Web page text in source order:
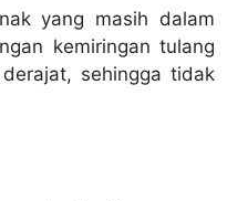
yang masih dalam
kemiringan tulang
sehingga tidak